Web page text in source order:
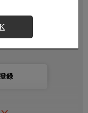
ンネル(有料)のご契約が
ちら
録